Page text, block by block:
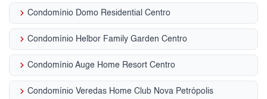
keyboard_arrow_right Condomínio Domo Residential Centro
keyboard_arrow_right Condomínio Helbor Family Garden Centro
keyboard_arrow_right Condomínio Auge Home Resort Centro
keyboard_arrow_right Condomínio Veredas Home Club Nova Petrópolis